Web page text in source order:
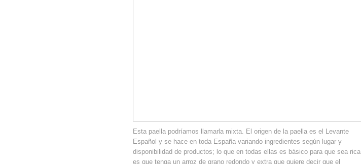
Esta paella podríamos llamarla mixta. El origen de la paella es el Levante
Español y se hace en toda España variando ingredientes según lugar y
disponibilidad de productos; lo que en todas ellas es básico para que sea rica
es que tenga un arroz de grano redondo y extra que quiere decir que el